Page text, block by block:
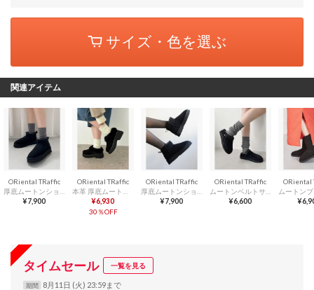
サイズ・色を選ぶ
関連アイテム
ORiental TRaffic
¥7,900
ORiental TRaffic
¥6,930
30％OFF
ORiental TRaffic
¥7,900
ORiental TRaffic
¥6,600
ORiental
タイムセール 一覧を見る
期間 8月11日 (火) 23:59まで